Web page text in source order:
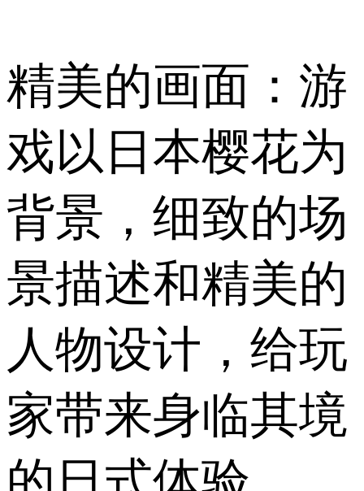
精美的画面：游
戏以日本樱花为
背景，细致的场
景描述和精美的
人物设计，给玩
家带来身临其境